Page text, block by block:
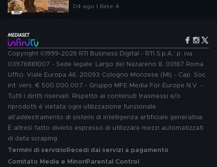
04 ago | Rete 4
Copyright ©1999-2026 RTI Business Digital - RTI S.p.A.: p. iva
03976881007 - Sede legale: Largo del Nazareno 8, 00187 Roma.
Uffici: Viale Europa 46, 20093 Cologno Monzese (MI) - Cap. Soc.
int. vers. € 500.000.007 - Gruppo MFE Media For Europe N.V. -
Tutti i diritti riservati. Rispetto ai contenuti trasmessi e/o
riprodotti è vietata ogni utilizzazione funzionale
all'addestramento di sistemi di intelligenza artificiale generativa.
È altresì fatto divieto espresso di utilizzare mezzi automatizzati
di data scraping.
Termini di servizio Recedi dai servizi a pagamento
Comitato Media e MinoriParental Control